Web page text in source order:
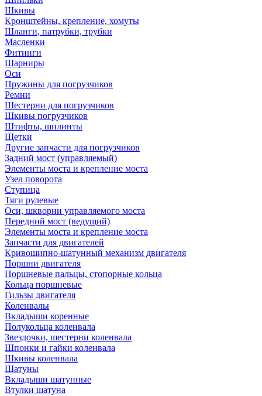
Шкивы
Кронштейны, крепление, хомуты
Шланги, патрубки, трубки
Масленки
Фитинги
Шарниры
Оси
Пружины для погрузчиков
Ремни
Шестерни для погрузчиков
Шкивы погрузчиков
Штифты, шплинты
Щетки
Другие запчасти для погрузчиков
Задний мост (управляемый)
Элементы моста и крепление моста
Узел поворота
Ступица
Тяги рулевые
Оси, шкворни управляемого моста
Передний мост (ведущий)
Элементы моста и крепление моста
Запчасти для двигателей
Кривошипно-шатунный механизм двигателя
Поршни двигателя
Поршневые пальцы, стопорные кольца
Кольца поршневые
Гильзы двигателя
Коленвалы
Вкладыши коренные
Полукольца коленвала
Звездочки, шестерни коленвала
Шпонки и гайки коленвала
Шкивы коленвала
Шатуны
Вкладыши шатунные
Втулки шатуна